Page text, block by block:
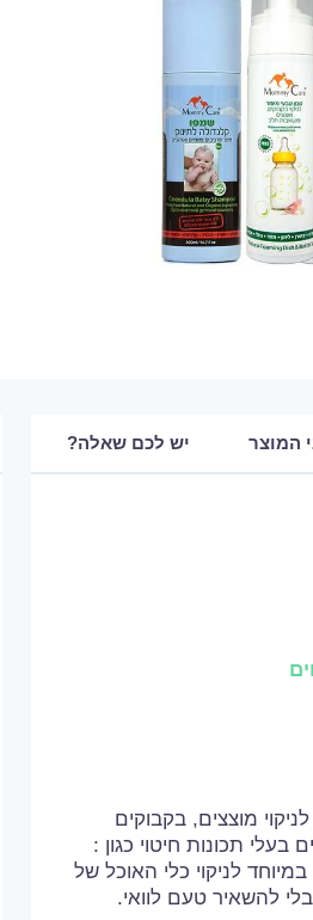
המוצר יש לכם שאלה?
מוצצים, בקבוקים
טבעיים בעלי תכונות חיטוי כגון :
במיוחד לניקוי כלי האוכל של
להשאיר טעם לוואי.